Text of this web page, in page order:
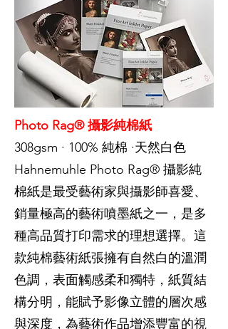
Photo Rag® 攝影純棉紙
308gsm · 100% 純棉 ·天然白色
Hahnemuhle Photo Rag® 攝影純
棉紙是最受藝術家與攝影師喜愛、
銷量極高的藝術噴墨紙之一，是多
種高品質打印需求的理想選擇。這
款純棉藝術紙張擁有自然白的溫潤
色調，表面觸感柔和獨特，紙質結
構分明，能賦予影像立體的層次感
與深度，為藝術作品增添豐富的視